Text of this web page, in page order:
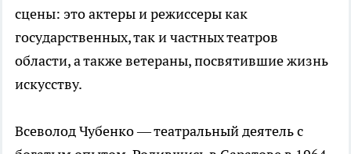
сцены: это актеры и режиссеры как
государственных, так и частных театров
области, а также ветераны, посвятившие жизнь
искусству.
Всеволод Чубенко — театральный деятель с